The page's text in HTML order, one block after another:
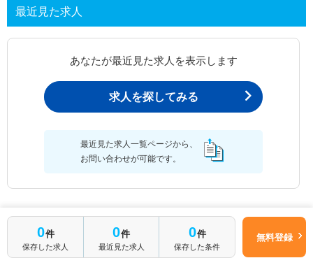
最近見た求人
あなたが最近見た求人を表示します
求人を探してみる
最近見た求人一覧ページから、
お問い合わせが可能です。
0件
保存した求人
0件
最近見た求人
0件
保存した条件
無料登録